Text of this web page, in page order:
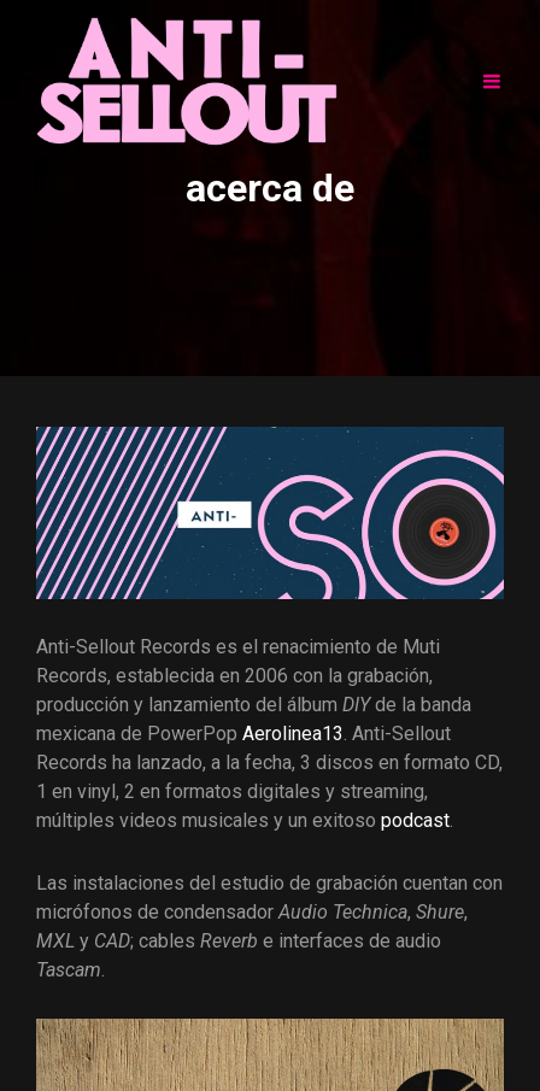
acerca de
Anti-Sellout Records es el renacimiento de Muti
Records, establecida en 2006 con la grabación,
producción y lanzamiento del álbum DIYde la banda
mexicana de PowerPop Aerolinea13. Anti-Sellout
Records ha lanzado, a la fecha, 3 discos en formato CD,
1 en vinyl, 2 en formatos digitales y streaming,
múltiples videos musicales y un exitoso podcast.
Las instalaciones del estudio de grabación cuentan con
micrófonos de condensadorAudio Technica, Shure,
MXL y CAD; cables Reverb e interfaces de audio
Tascam.